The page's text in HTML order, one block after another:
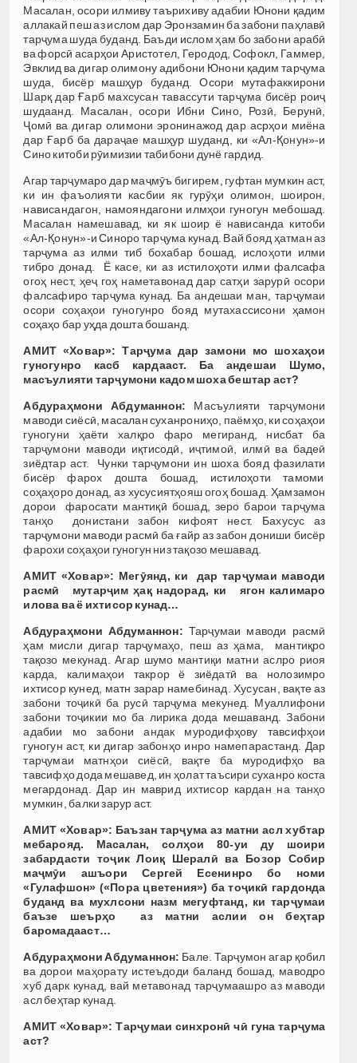
Масалан, осори илмиву таърихиву адабии Юнони қадим
аллакай пеш аз ислом дар Эронзамин ба забони паҳлавӣ
тарҷума шуда буданд. Баъди ислом ҳам бо забони арабӣ
ва форсӣ асарҳои Аристотел, Геродод, Софокл, Гаммер,
Эвклид ва дигар олимону адибони Юнони қадим тарҷума
шуда, бисёр машҳур буданд. Осори мутафаккирони
Шарқ дар Ғарб махсусан тавассути тарҷума бисёр роиҷ
шудаанд. Масалан, осори Ибни Сино, Розӣ, Берунӣ,
Ҷомӣ ва дигар олимони эронинажод дар асрҳои миёна
дар Ғарб ба дараҷае машҳур шуданд, ки «Ал-Қонун»-и
Сино китоби рӯимизии табибони дунё гардид.
Агар тарҷумаро дар маҷмӯъ бигирем, гуфтан мумкин аст,
ки ин фаъолияти касбии як гурӯҳи олимон, шоирон,
нависандагон, намояндагони илмҳои гуногун мебошад.
Масалан намешавад, ки як шоир ё нависанда китоби
«Ал-Қонун»-и Синоро тарҷума кунад. Вай бояд ҳатман аз
тарҷума аз илми тиб бохабар бошад, ислоҳоти илми
тибро донад. Ё касе, ки аз истилоҳоти илми фалсафа
огоҳ нест, ҳеҷ гоҳ наметавонад дар сатҳи зарурӣ осори
фалсафиро тарҷума кунад. Ба андешаи ман, тарҷумаи
осори соҳаҳои гуногунро бояд мутахассисони ҳамон
соҳаҳо бар уҳда дошта бошанд.
АМИТ «Ховар»: Тарҷума дар замони мо шохаҳои
гуногунро касб кардааст. Ба андешаи Шумо,
масъулияти тарҷумони кадом шоха бештар аст?
Абдураҳмони Абдуманнон: Масъулияти тарҷумони
маводи сиёсӣ, масалан суханрониҳо, паёмҳо, ки соҳаҳои
гуногуни ҳаёти халқро фаро мегиранд, нисбат ба
тарҷумони маводи иқтисодӣ, иҷтимоӣ, илмӣ ва бадеӣ
зиёдтар аст. Чунки тарҷумони ин шоха бояд фазилати
бисёр фарох дошта бошад, истилоҳоти тамоми
соҳаҳоро донад, аз хусусиятҳояш огоҳ бошад. Ҳамзамон
дорои фаросати мантиқӣ бошад, зеро барои тарҷума
танҳо донистани забон кифоят нест. Бахусус аз
тарҷумони маводи расмӣ ба ғайр аз забон дониши бисёр
фарохи соҳаҳои гуногун низ тақозо мешавад.
АМИТ «Ховар»: Мегӯянд, ки дар тарҷумаи маводи
расмӣ мутарҷим ҳақ надорад, ки ягон калимаро
илова ва ё ихтисор кунад…
Абдураҳмони Абдуманнон: Тарҷумаи маводи расмӣ
ҳам мисли дигар тарҷумаҳо, пеш аз ҳама, мантиқро
тақозо мекунад. Агар шумо мантиқи матни аслро риоя
карда, калимаҳои такрор ё зиёдатӣ ва нолозимро
ихтисор кунед, матн зарар намебинад. Хусусан, вақте аз
забони тоҷикӣ ба русӣ тарҷума мекунед. Муаллифони
забони тоҷикии мо ба лирика дода мешаванд. Забони
адабии мо забони андак муродифҳову тавсифҳои
гуногун аст, ки дигар забонҳо инро намепарастанд. Дар
тарҷумаи матнҳои сиёсӣ, вақте ба муродифҳо ва
тавсифҳо дода мешавед, ин ҳолат таъсири суханро коста
мегардонад. Дар ин маврид ихтисор кардан на танҳо
мумкин, балки зарур аст.
АМИТ «Ховар»: Баъзан тарҷума аз матни асл хубтар
мебарояд. Масалан, солҳои 80-уи ду шоири
забардасти тоҷик Лоиқ Шералӣ ва Бозор Собир
маҷмӯи ашъори Сергей Есенинро бо номи
«Гулафшон» («Пора цветения») ба тоҷикӣ гардонда
буданд ва мухлсони назм мегуфтанд, ки тарҷумаи
баъзе шеърҳо аз матни аслии он беҳтар
баромадааст…
Абдураҳмони Абдуманнон: Бале. Тарҷумон агар қобил
ва дорои маҳорату истеъдоди баланд бошад, маводро
хуб дарк кунад, вай метавонад тарҷумаашро аз маводи
асл беҳтар кунад.
АМИТ «Ховар»: Тарҷумаи синхронӣ чӣ гуна тарҷума
аст?